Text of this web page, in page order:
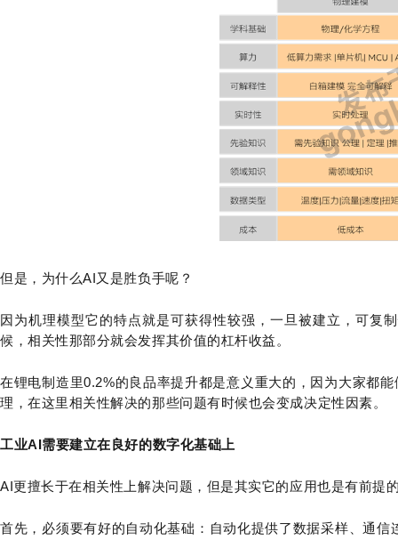
但是，为什么AI又是胜负手呢？
因为机理模型它的特点就是可获得性较强，一旦被建立，可复
候，相关性那部分就会发挥其价值的杠杆收益。
在锂电制造里0.2%的良品率提升都是意义重大的，因为大家都
理，在这里相关性解决的那些问题有时候也会变成决定性因素。
工业AI需要建立在良好的数字化基础上
AI更擅长于在相关性上解决问题，但是其实它的应用也是有前提
首先，必须要有好的自动化基础：自动化提供了数据采样、通